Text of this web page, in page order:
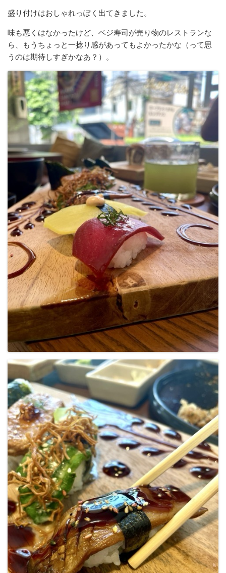
盛り付けはおしゃれっぽく出てきました。
味も悪くはなかったけど、ベジ寿司が売り物のレストランな
ら、もうちょっと一捻り感があってもよかったかな（って思
うのは期待しすぎかなあ？）。